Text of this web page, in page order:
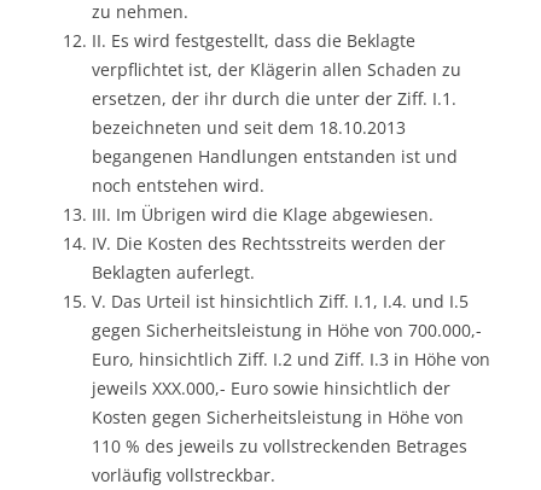
zu nehmen.
II. Es wird festgestellt, dass die Beklagte
verpflichtet ist, der Klägerin allen Schaden zu
ersetzen, der ihr durch die unter der Ziff. I.1.
bezeichneten und seit dem 18.10.2013
begangenen Handlungen entstanden ist und
noch entstehen wird.
III. Im Übrigen wird die Klage abgewiesen.
IV. Die Kosten des Rechtsstreits werden der
Beklagten auferlegt.
V. Das Urteil ist hinsichtlich Ziff. I.1, I.4. und I.5
gegen Sicherheitsleistung in Höhe von 700.000,-
Euro, hinsichtlich Ziff. I.2 und Ziff. I.3 in Höhe von
jeweils XXX.000,- Euro sowie hinsichtlich der
Kosten gegen Sicherheitsleistung in Höhe von
110 % des jeweils zu vollstreckenden Betrages
vorläufig vollstreckbar.